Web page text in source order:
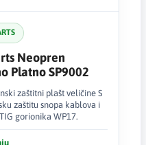
Neopren
Platno SP9002
zaštitni plašt veličine S
zaštitu snopa kablova i
gorionika WP17.